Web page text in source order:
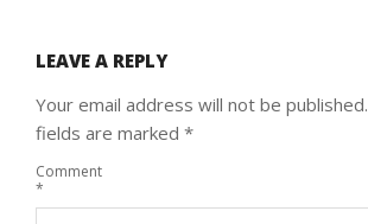
LEAVE A REPLY
Your email address will not be published.
fields are marked *
Comment
*